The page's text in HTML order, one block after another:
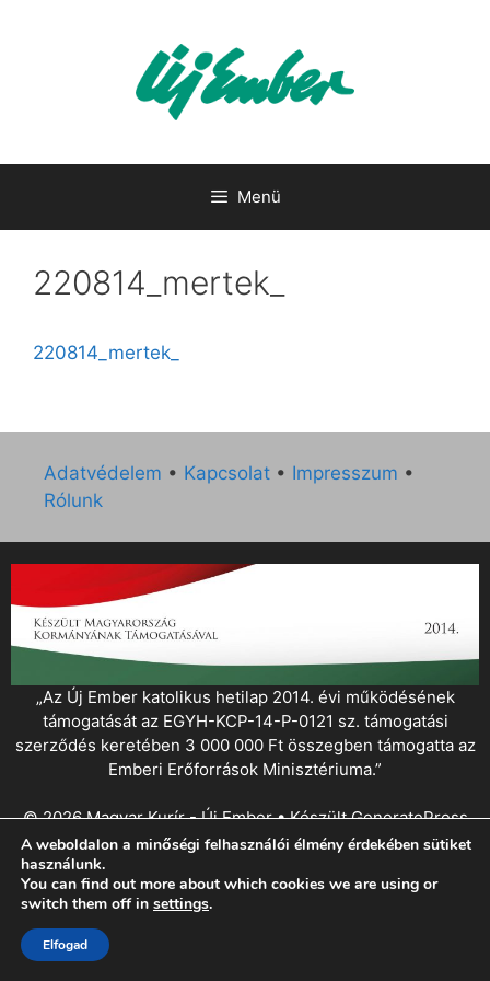
Menü
220814_mertek_
220814_mertek_
Adatvédelem • Kapcsolat • Impresszum •
Rólunk
„Az Új Ember katolikus hetilap 2014. évi működésének
támogatását az EGYH-KCP-14-P-0121 sz. támogatási
szerződés keretében 3 000 000 Ft összegben támogatta az
Emberi Erőforrások Minisztériuma.”
© 2026 Magyar Kurír - Új Ember• KészültGeneratePress
A weboldalon a minőségi felhasználói élmény érdekében sütiket
használunk.
You can find out more about which cookies we are using or
switch them off in settings.
Elfogad